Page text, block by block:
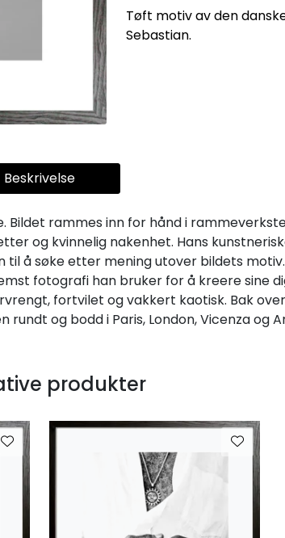
Tøft motiv av den
Sebastian.
Beskrivelse
rammes inn for hånd i
og kvinnelig nakenhet. Hans
å søke etter mening utover bildets
fotografi han bruker for å kreere sine
fortvilet og vakkert kaotisk. Bak
og bodd i Paris, London, Vicenza og
produkter